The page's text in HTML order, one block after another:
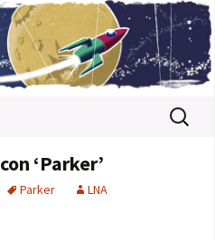
Buscar:
‘Parker’
Parker LNA